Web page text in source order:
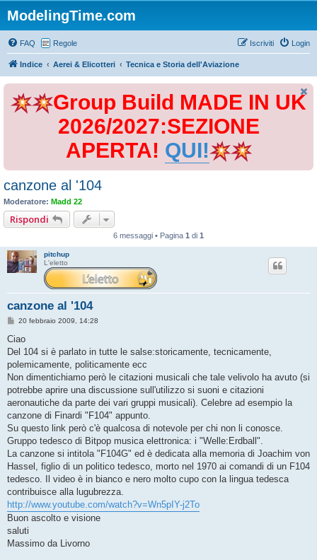
ModelingTime.com
FAQ Regole Login
Iscriviti
Indice Aerei & Elicotteri Tecnica e Storia dell'Aviazione
Group Build MADE IN UK
2026/2027:SEZIONE
APERTA! QUI!
canzone al '104
Moderatore: Madd 22
Rispondi
6 messaggi • Pagina 1 di 1
pitchup
L'eletto
canzone al '104
M
s
a
g
i
o
20 febbraio 2009, 14:28
Ciao
Del 104 si è parlato in tutte le salse:storicamente, tecnicamente,
polemicamente, politicamente ecc
Non dimentichiamo però le citazioni musicali che tale velivolo ha avuto (si
potrebbe aprire una discussione sull'utilizzo si suoni e citazioni
aeronautiche da parte dei vari gruppi musicali). Celebre ad esempio la
canzone di Finardi "F104" appunto.
Su questo link però c'è qualcosa di notevole per chi non li conosce.
Gruppo tedesco di Bitpop musica elettronica: i "Welle:Erdball".
La canzone si intitola "F104G" ed è dedicata alla memoria di Joachim von
Hassel, figlio di un politico tedesco, morto nel 1970 ai comandi di un F104
tedesco. Il video è in bianco e nero molto cupo con la lingua tedesca
contribuisce alla lugubrezza.
http://www.youtube.com/watch?v=Wn5pIY-j2To
Buon ascolto e visione
saluti
Massimo da Livorno